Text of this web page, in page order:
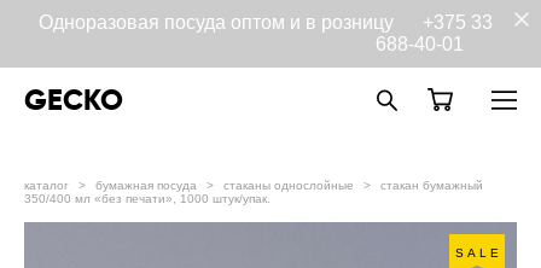
Одноразовая посуда оптом и в розницу +375 33
688-40-01
GECKO
каталог > бумажная посуда > стаканы однослойные >
стакан бумажный
350/400 мл «без печати», 1000 штук/упак.
SALE